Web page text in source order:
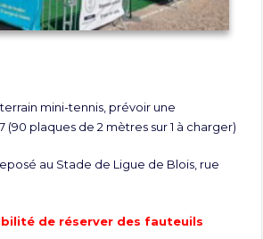
mini-tennis, prévoir une
plaques de 2 mètres sur 1 à charger)
au Stade de Ligue de Blois, rue
de réserver des fauteuils